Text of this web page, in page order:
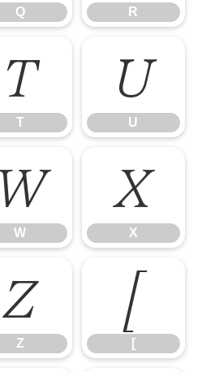
Q R
T
T
U
U
W
W
X
X
Z
Z
[
[